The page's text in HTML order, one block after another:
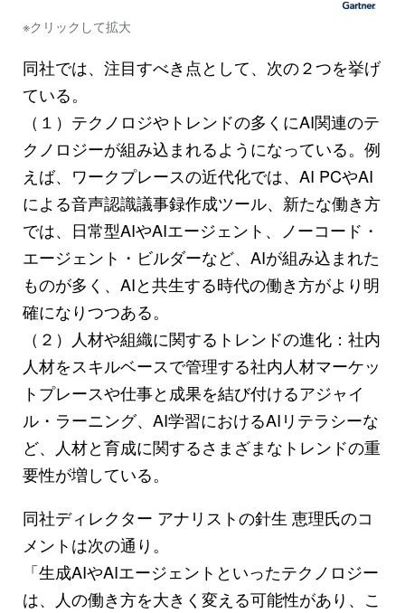
※クリックして拡大
同社では、注目すべき点として、次の２つを挙げ
ている。
（１）テクノロジやトレンドの多くにAI関連のテ
クノロジーが組み込まれるようになっている。例
えば、ワークプレースの近代化では、AI PCやAI
による音声認識議事録作成ツール、新たな働き方
では、日常型AIやAIエージェント、ノーコード・
エージェント・ビルダーなど、AIが組み込まれた
ものが多く、AIと共生する時代の働き方がより明
確になりつつある。
（２）人材や組織に関するトレンドの進化：社内
人材をスキルベースで管理する社内人材マーケッ
トプレースや仕事と成果を結び付けるアジャイ
ル・ラーニング、AI学習におけるAIリテラシーな
ど、人材と育成に関するさまざまなトレンドの重
要性が増している。
同社ディレクター アナリストの針生 恵理氏のコ
メントは次の通り。
「生成AIやAIエージェントといったテクノロジー
は、人の働き方を大きく変える可能性があり、こ